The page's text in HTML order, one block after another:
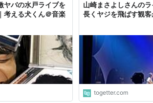
えていく（2004年5月）
、ASIN:B0001ZX1J6
（2004年8月）ASIN:B0002IS6HY、
年4月）
ASIN:B0007VZBV0
ス（2005年8月）
ASIN:B0009RP3L0
ヤバの水戸ライブを
考える犬くん＠音楽
山崎まさよしさんの
長くヤジを飛ばす観
togetter.com